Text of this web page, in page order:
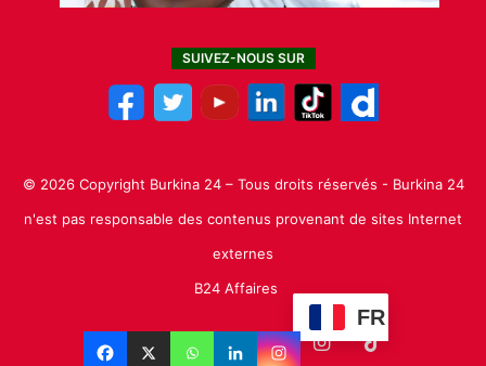
SUIVEZ-NOUS SUR
© 2026 Copyright Burkina 24 – Tous droits réservés - Burkina 24
n'est pas responsable des contenus provenant de sites Internet
externes
B24 Affaires
FR
Facebook LinkedinYouTubeInstagram
TikTok